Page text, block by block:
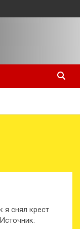
я снял крест